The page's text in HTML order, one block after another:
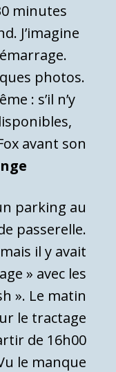
minutes
J’imagine
photos.
: s’il n’y
avant son
parking au
passerelle.
il y avait
» avec les
». Le matin
le tractage
de 16h00
le manque